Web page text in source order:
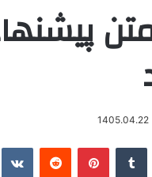
متن
1405.04.22
تامبلر پینتریستReddit